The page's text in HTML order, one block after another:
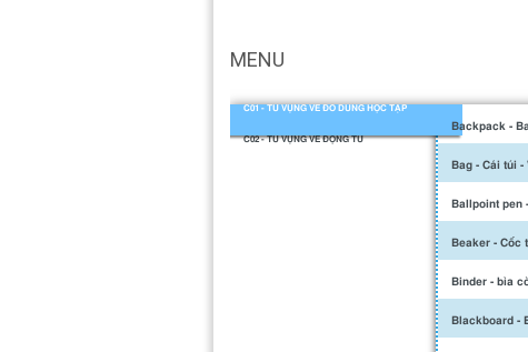
MENU
C01 - TỪ VỰNG VỀ ĐỒ DÙNG HỌC TẬP
C02 - TỪ VỰNG VỀ ĐỘNG TỪ
Backpack -
Bag - Cái túi -
Ballpoint pen
Beaker - Cốc
Binder - bìa
Blackboard -